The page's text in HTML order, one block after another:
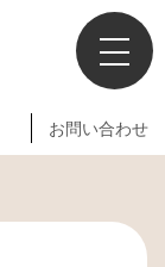
お問い合わせ